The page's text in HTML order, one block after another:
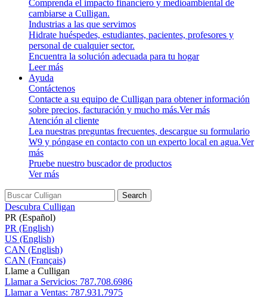
Comprenda el impacto financiero y medioambiental de
cambiarse a Culligan.
Industrias a las que servimos
Hidrate huéspedes, estudiantes, pacientes, profesores y
personal de cualquier sector.
Encuentra la solución adecuada para tu hogar
Leer más
Ayuda
Contáctenos
Contacte a su equipo de Culligan para obtener información
sobre precios, facturación y mucho más.Ver más
Atención al cliente
Lea nuestras preguntas frecuentes, descargue su formulario
W9 y póngase en contacto con un experto local en agua.Ver
más
Pruebe nuestro buscador de productos
Ver más
Search
Descubra Culligan
PR (Español)
PR (English)
US (English)
CAN (English)
CAN (Français)
Llame a Culligan
Llamar a Servicios: 787.708.6986
Llamar a Ventas: 787.931.7975